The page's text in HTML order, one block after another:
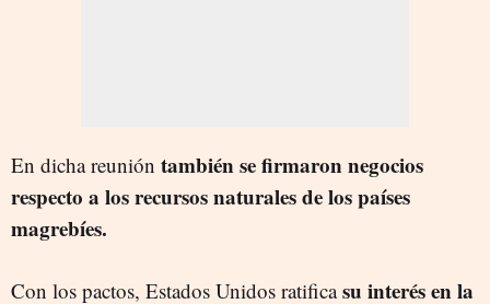
En dicha reunión también se firmaron negocios
respecto a los recursos naturales de los países
magrebíes.
Con los pactos, Estados Unidos ratificasu interés en la